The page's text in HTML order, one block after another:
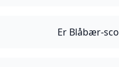
Er Blåbær-